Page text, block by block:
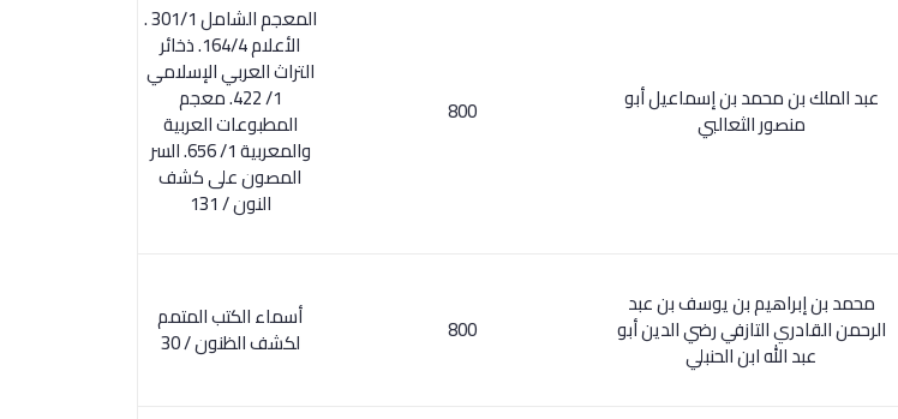
عبد الملك بن محمد بن إسماعيل أبو
منصور الثعالبي 800
المعجم الشامل 301/1 .
الأعلام 164/4. ذخائر
التراث العربي الإسلامي
1/ 422. معجم
المطبوعات العربية
والمعربية 1/ 656. السر
المصون على كشف
النون / 131
محمد بن إبراهيم بن يوسف بن عبد
الرحمن القادري التازفي رضي الدين أبو
عبد الله ابن الحنبلي
800 أسماء الكتب المتمم
لكشف الظنون / 30